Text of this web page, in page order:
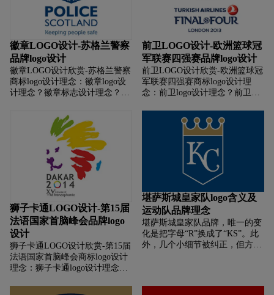
徽章LOGO设计-苏格兰警察
品牌logo设计
徽章LOGO设计欣赏-苏格兰警察
商标logo设计理念：徽章logo设
计理念？徽章标志设计理念？徽
计含义？徽章标志设计含义？徽
章商标设计含义？ 如何设计徽章
商标？如何设计徽章标志？如何
设计徽章logo？如何设计徽章品
前卫LOGO设计-欧洲篮球冠
军联赛四强赛品牌logo设计
前卫LOGO设计欣赏-欧洲篮球冠
军联赛四强赛商标logo设计理
念：前卫logo设计理念？前卫标
标志设计含义？前卫商标设计含
计前卫标志？如何设计前卫
logo？如何设计前卫品牌？
狮子卡通LOGO设计-第15届
法语国家首脑峰会品牌logo
设计
狮子卡通LOGO设计欣赏-第15届
法语国家首脑峰会商标logo设计
理念：狮子卡通logo设计理念？
堪萨斯城皇家队logo含义及
运动队品牌理念
堪萨斯城皇家队品牌，‌‌唯一的变
化是把字母“R”换成了“KS”。此
外，几个小细节被纠正，但方案
可以看到白色符号。最上面是君